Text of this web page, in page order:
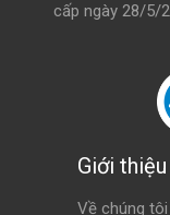
cấp ngày 28/5/
Giới thiệu
Về chúng tôi